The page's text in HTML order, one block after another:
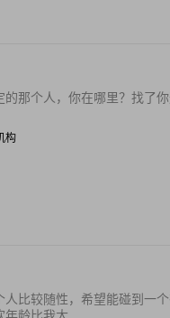
那个人，你在哪里？找了
构
比较随性，希望能碰到一